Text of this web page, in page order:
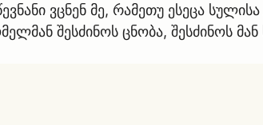
ვცნენ მე, რამეთუ ესეცა
შესძინოს ცნობა, შესძინოს